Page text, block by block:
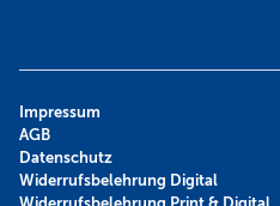
Impressum
AGB
Datenschutz
Widerrufsbelehrung Digital